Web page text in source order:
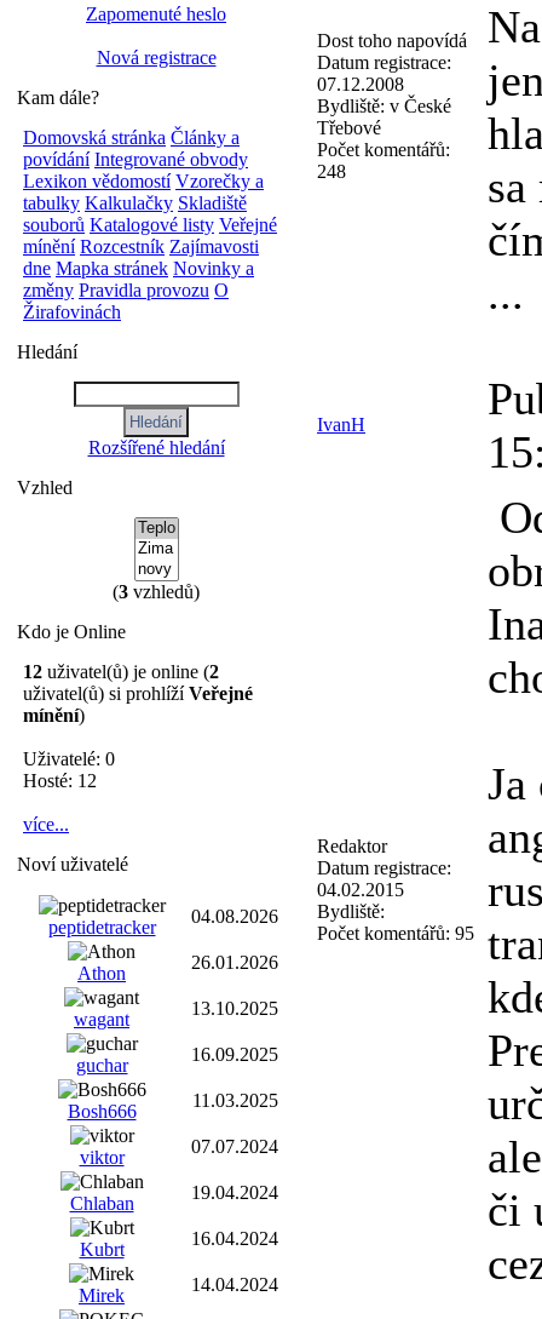
Zapomenuté heslo
Nová registrace
Kam dále?
Domovská stránka Články a
povídání Integrované obvody
Lexikon vědomostí Vzorečky a
tabulky Kalkulačky Skladiště
souborů Katalogové listy Veřejné
mínění Rozcestník Zajímavosti
dne Mapka stránek Novinky a
změny Pravidla provozu O
Žirafovinách
Hledání
Rozšířené hledání
Vzhled
(3 vzhledů)
Kdo je Online
12 uživatel(ů) je online (2
uživatel(ů) si prohlížíVeřejné
mínění)
Uživatelé: 0
Hosté: 12
více...
Noví uživatelé
peptidetracker
04.08.2026
Athon
26.01.2026
wagant
13.10.2025
guchar
16.09.2025
Bosh666
11.03.2025
viktor
07.07.2024
Chlaban
19.04.2024
Kubrt
16.04.2024
Mirek
14.04.2024
Dost toho napovídá
Datum registrace:
07.12.2008
Bydliště: v České
Třebové
Počet komentářů:
248
...
IvanH
Redaktor
Datum registrace:
04.02.2015
Bydliště:
Počet komentářů: 95
Ja
či